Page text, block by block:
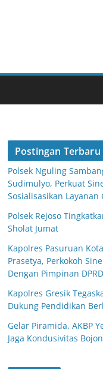
Postingan Terbaru
Polsek Nguling
Sudimulyo, Perkuat
Sosialisasikan Layanan
Polsek Rejoso
Sholat Jumat
Kapolres Pasuruan
Prasetya, Perkokoh
Dengan Pimpinan
Kapolres Gresik
Dukung Pendidikan
Gelar Piramida, AKBP
Jaga Kondusivitas